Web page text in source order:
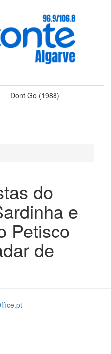
Dont Go (1988)
do
e
Petisco
de